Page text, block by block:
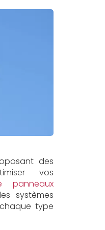
des
vos
panneaux
systèmes
type